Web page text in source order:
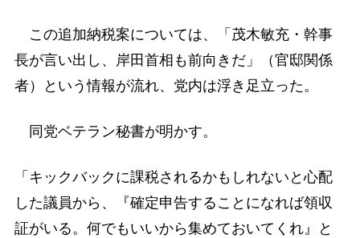
この追加納税案については、「茂木敏充・幹事
長が言い出し、岸田首相も前向きだ」（官邸関係
者）という情報が流れ、党内は浮き足立った。
同党ベテラン秘書が明かす。
「キックバックに課税されるかもしれないと心配
した議員から、『確定申告することになれば領収
証がいる。何でもいいから集めておいてくれ』と